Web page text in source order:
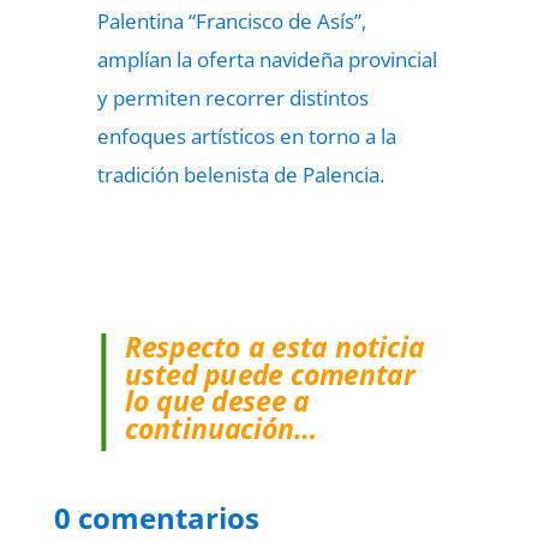
Palentina “Francisco de Asís”,
amplían la oferta navideña provincial
y permiten recorrer distintos
enfoques artísticos en torno a la
tradición belenista de Palencia.
Respecto a esta noticia
usted puede comentar
lo que desee a
continuación…
0 comentarios